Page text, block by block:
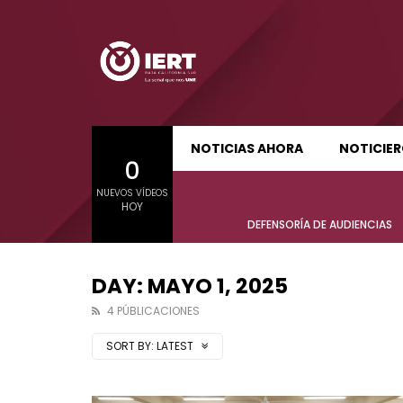
0
NUEVOS VÍDEOS
HOY
NOTICIAS AHORA
SUDCALIFORNIA HOY EDICIÓN MATUTINA
Sudcalifornia Hoy edición matutina
DEFENSORÍA DE AUDIENCIAS
01:22:58
Sudcalifornia Hoy edición matutina
DAY: MAYO 1, 2025
4 PÚBLICACIONES
SORT BY: LATEST